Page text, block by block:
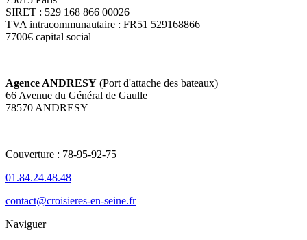
SIRET : 529 168 866 00026
TVA intracommunautaire : FR51 529168866
7700€ capital social
Agence ANDRESY (Port d'attache des bateaux)
66 Avenue du Général de Gaulle
78570 ANDRESY
Couverture : 78-95-92-75
01.84.24.48.48
contact@croisieres-en-seine.fr
Naviguer